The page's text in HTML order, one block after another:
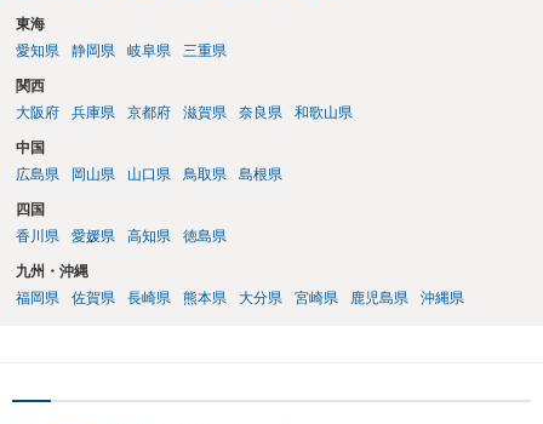
東海
愛知県
静岡県 岐阜県 三重県
関西
大阪府
兵庫県 京都府 滋賀県 奈良県 和歌山県
中国
広島県
岡山県 山口県 鳥取県 島根県
四国
香川県
愛媛県 高知県 徳島県
九州・沖縄
福岡県
佐賀県 長崎県 熊本県 大分県 宮崎県 鹿児島県 沖縄県